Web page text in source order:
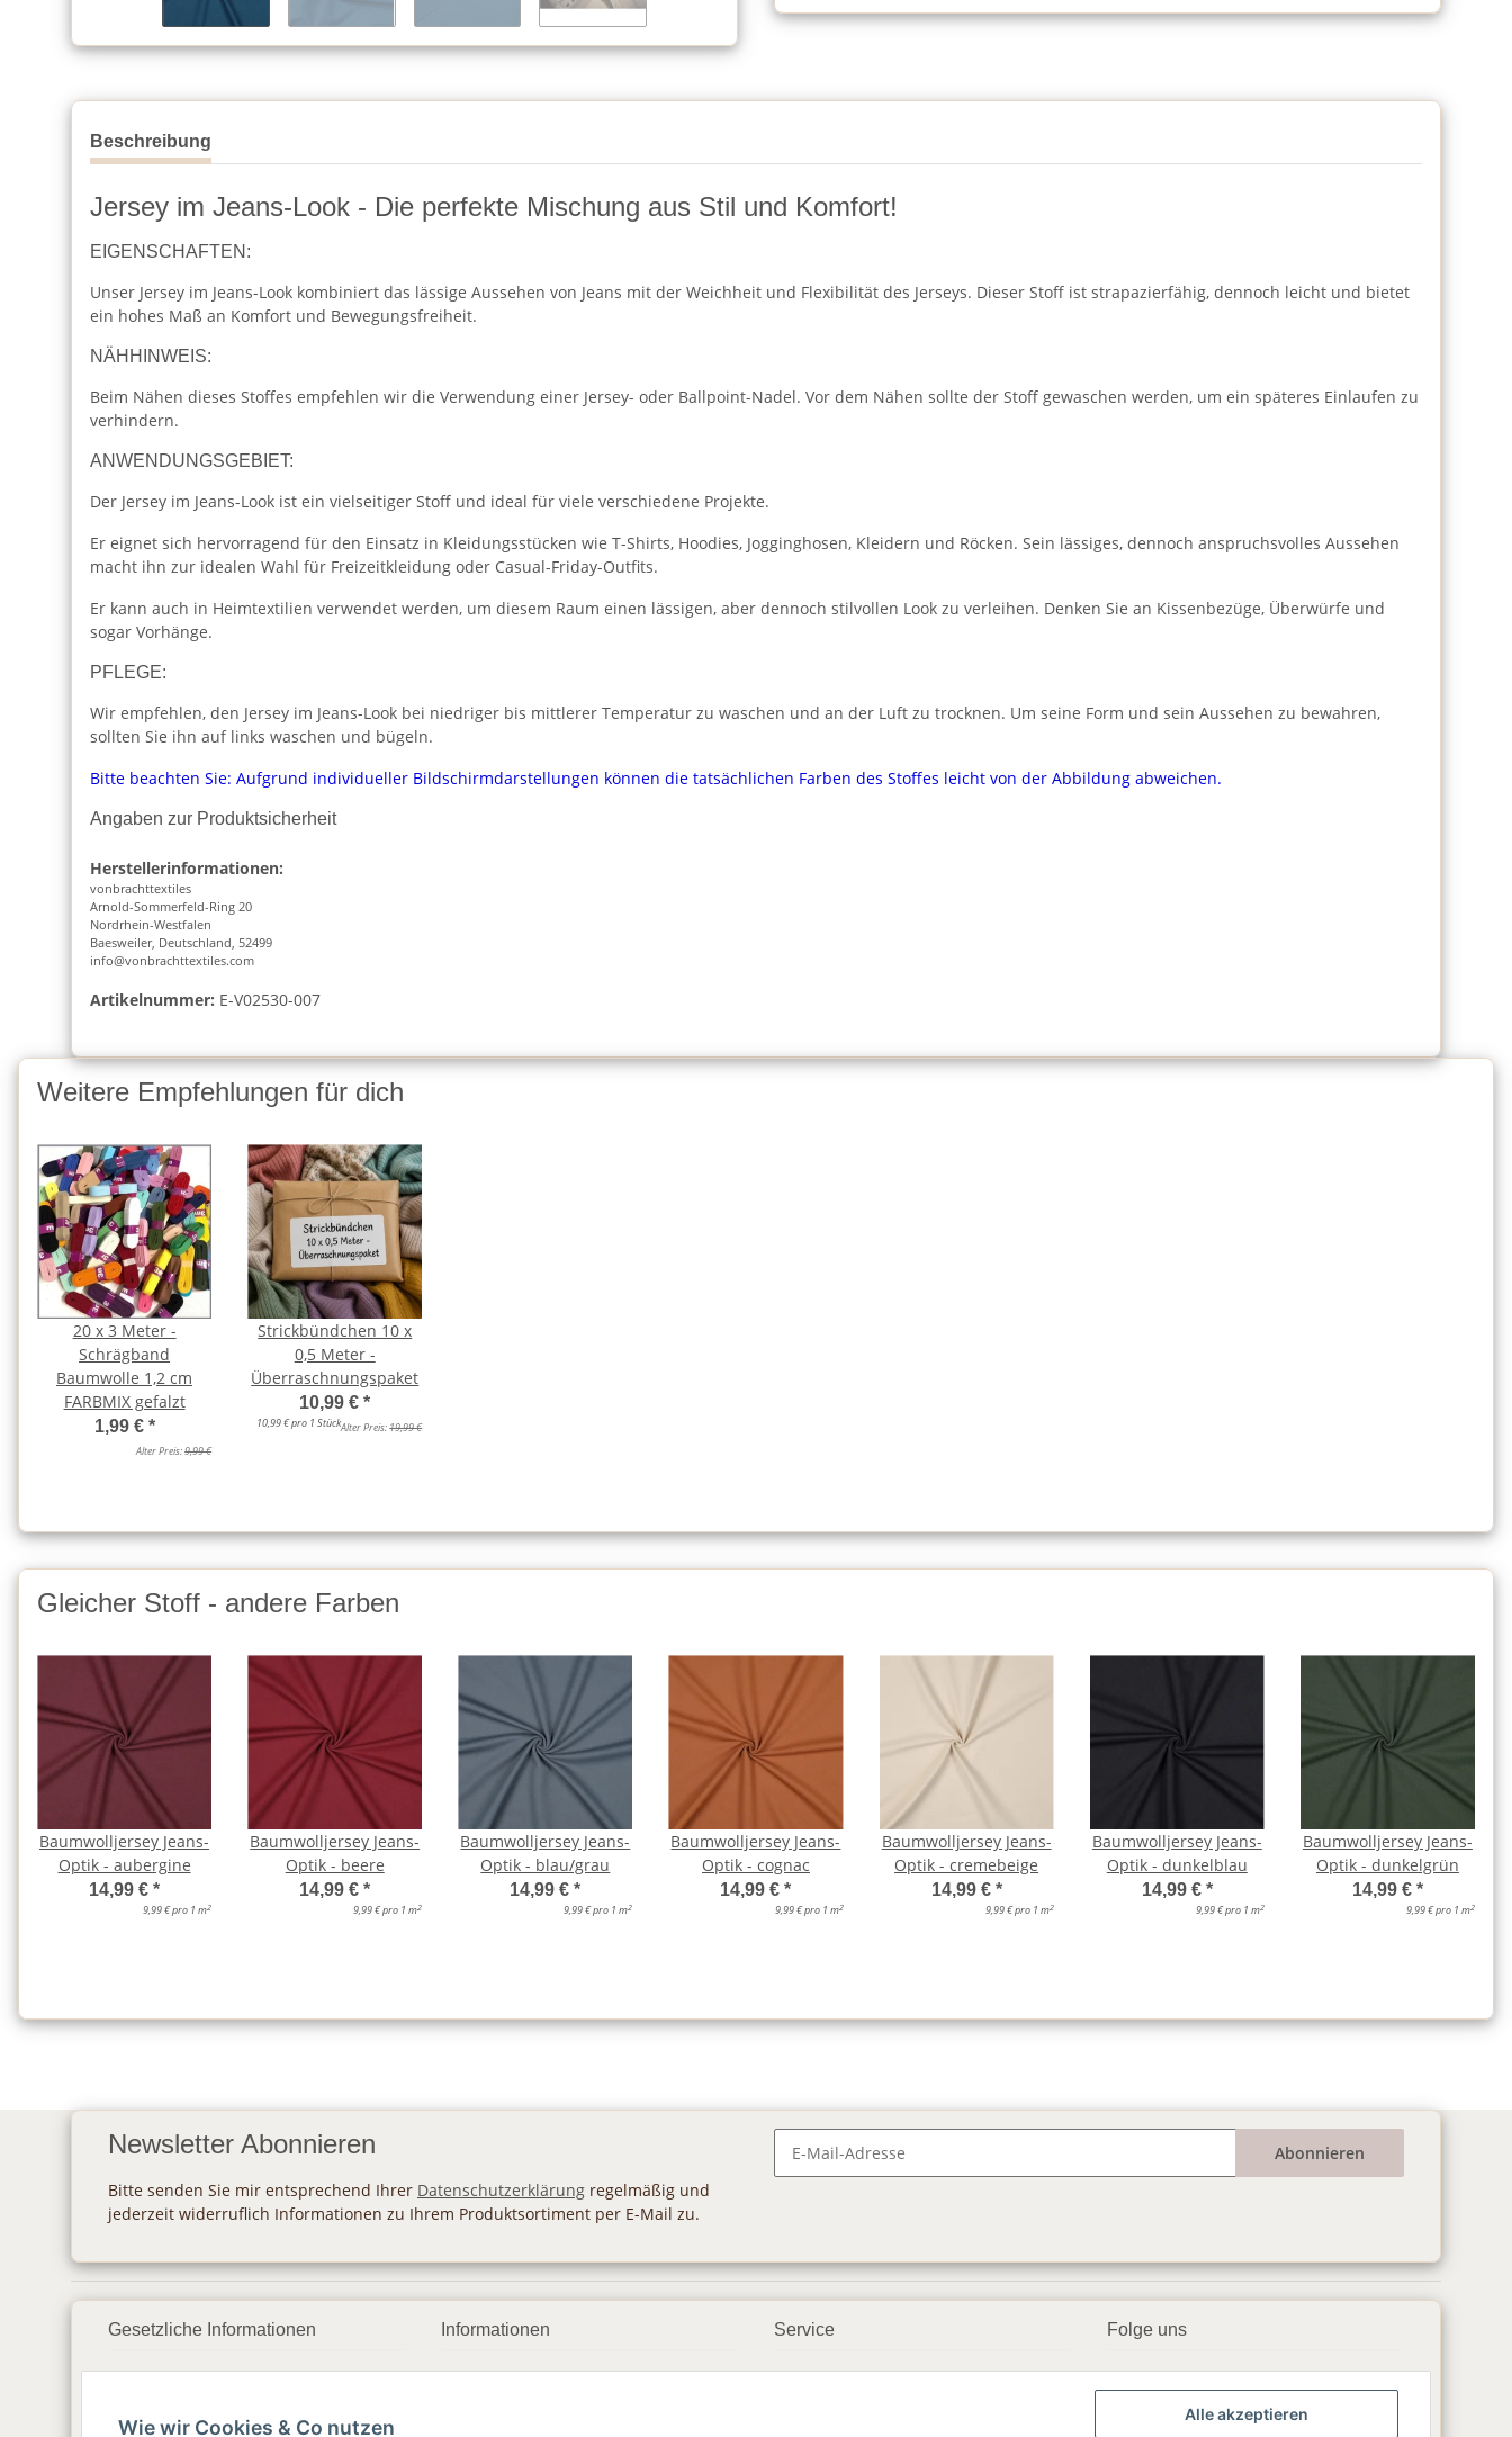
Beschreibung
Jersey im Jeans-Look - Die perfekte Mischung aus Stil und Komfort!
EIGENSCHAFTEN:
Unser Jersey im Jeans-Look kombiniert das lässige Aussehen von Jeans mit der Weichheit und Flexibilität des Jerseys. Dieser Stoff ist strapazierfähig, dennoch leicht und bietet
ein hohes Maß an Komfort und Bewegungsfreiheit.
NÄHHINWEIS:
Beim Nähen dieses Stoffes empfehlen wir die Verwendung einer Jersey- oder Ballpoint-Nadel. Vor dem Nähen sollte der Stoff gewaschen werden, um ein späteres Einlaufen zu
verhindern.
ANWENDUNGSGEBIET:
Der Jersey im Jeans-Look ist ein vielseitiger Stoff und ideal für viele verschiedene Projekte.
Er eignet sich hervorragend für den Einsatz in Kleidungsstücken wie T-Shirts, Hoodies, Jogginghosen, Kleidern und Röcken. Sein lässiges, dennoch anspruchsvolles Aussehen
macht ihn zur idealen Wahl für Freizeitkleidung oder Casual-Friday-Outfits.
Er kann auch in Heimtextilien verwendet werden, um diesem Raum einen lässigen, aber dennoch stilvollen Look zu verleihen. Denken Sie an Kissenbezüge, Überwürfe und
sogar Vorhänge.
PFLEGE:
Wir empfehlen, den Jersey im Jeans-Look bei niedriger bis mittlerer Temperatur zu waschen und an der Luft zu trocknen. Um seine Form und sein Aussehen zu bewahren,
sollten Sie ihn auf links waschen und bügeln.
Bitte beachten Sie: Aufgrund individueller Bildschirmdarstellungen können die tatsächlichen Farben des Stoffes leicht von der Abbildung abweichen.
Angaben zur Produktsicherheit
Herstellerinformationen:
vonbrachttextiles
Arnold-Sommerfeld-Ring 20
Nordrhein-Westfalen
Baesweiler, Deutschland, 52499
info@vonbrachttextiles.com
Artikelnummer: E-V02530-007
Weitere Empfehlungen für dich
20 x 3 Meter -
Schrägband
Baumwolle 1,2 cm
FARBMIX gefalzt
1,99 € *
Alter Preis:9,99 €
Strickbündchen 10 x
0,5 Meter -
Überraschnungspaket
10,99 €*
10,99 € pro 1 StückAlter Preis:19,99 €
Gleicher Stoff - andere Farben
Baumwolljersey Jeans-
Optik - aubergine
14,99 €*
9,99 € pro 1 m2
Baumwolljersey Jeans-
Optik - beere
14,99 €*
9,99 € pro 1 m2
Baumwolljersey Jeans-
Optik - blau/grau
14,99 €*
9,99 € pro 1 m2
Baumwolljersey Jeans-
Optik - cognac
14,99 €*
9,99 € pro 1 m2
Baumwolljersey Jeans-
Optik - cremebeige
14,99 € *
9,99 € pro 1 m2
Baumwolljersey Jeans-
Optik - dunkelblau
14,99 € *
9,99 € pro 1 m2
Baumwolljersey Jeans-
Optik - dunkelgrün
14,99 € *
9,99 € pro 1 m2
Newsletter Abonnieren
Bitte senden Sie mir entsprechend Ihrer Datenschutzerklärung regelmäßig und
jederzeit widerruflich Informationen zu Ihrem Produktsortiment per E-Mail zu.
Abonnieren
Gesetzliche Informationen
AGB
Informationen Service Folge uns
▶️ YouTube
Wie wir Cookies & Co nutzen
Alle akzeptieren